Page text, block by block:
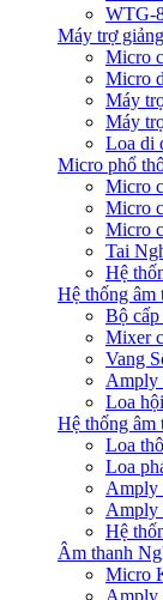
WTG-
Máy trợ
Micro
Micro
Máy
Máy
Loa di
Micro phổ
Micro
Micro
Micro
Tai
Hệ
Hệ thống âm
Bộ cấp
Mixer
Vang
Amply
Loa
Hệ thống âm
Loa
Loa
Amply
Amply
Hệ
Âm thanh
Micro
Amply